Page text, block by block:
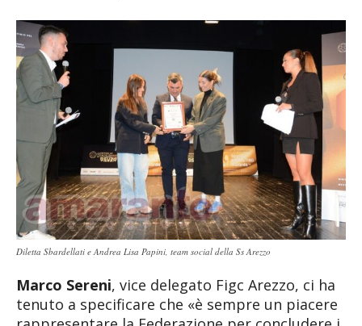
Diletta Sbardellati e Andrea Lisa Papini, team social della Ss Arezzo
Marco Sereni, vice delegato Figc Arezzo, ci ha
tenuto a specificare che «è sempre un piacere